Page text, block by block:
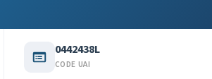
0442438L
CODE UAI